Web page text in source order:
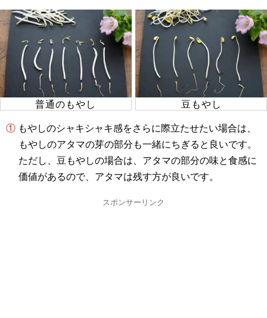
普通のもやし 豆もやし
① もやしのシャキシャキ感をさらに際立たせたい場合は、
もやしのアタマの芽の部分も一緒にちぎると良いです。
ただし、豆もやしの場合は、アタマの部分の味と食感に
価値があるので、アタマは残す方が良いです。
スポンサーリンク